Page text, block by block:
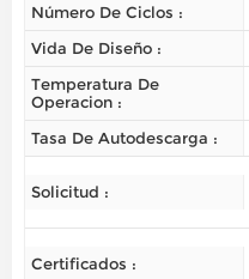
Número De Ciclos :
Vida De Diseño :
Temperatura De
Operacion :
Tasa De Autodescarga :
Solicitud :
Certificados :